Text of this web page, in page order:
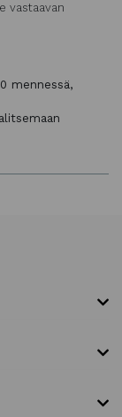
vastaavan
mennessä,